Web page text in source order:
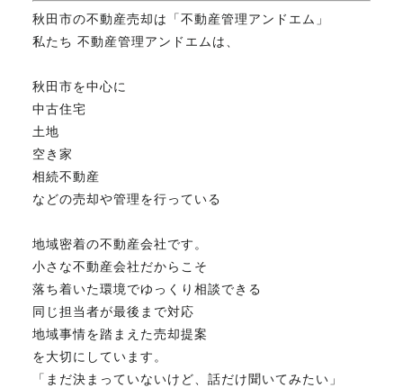
秋田市の不動産売却は「不動産管理アンドエム」
私たち 不動産管理アンドエムは、
秋田市を中心に
中古住宅
土地
空き家
相続不動産
などの売却や管理を行っている
地域密着の不動産会社です。
小さな不動産会社だからこそ
落ち着いた環境でゆっくり相談できる
同じ担当者が最後まで対応
地域事情を踏まえた売却提案
を大切にしています。
「まだ決まっていないけど、話だけ聞いてみたい」